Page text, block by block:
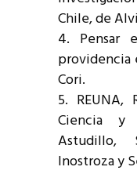
Chile, de
Pensar
providencia
Cori.
REUNA,
Ciencia y
Astudillo,
Inostroza y